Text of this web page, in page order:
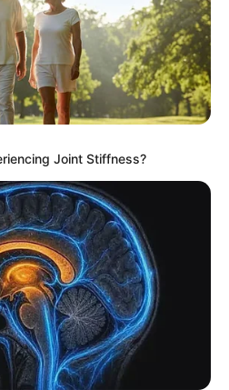
Joint Stiffness?